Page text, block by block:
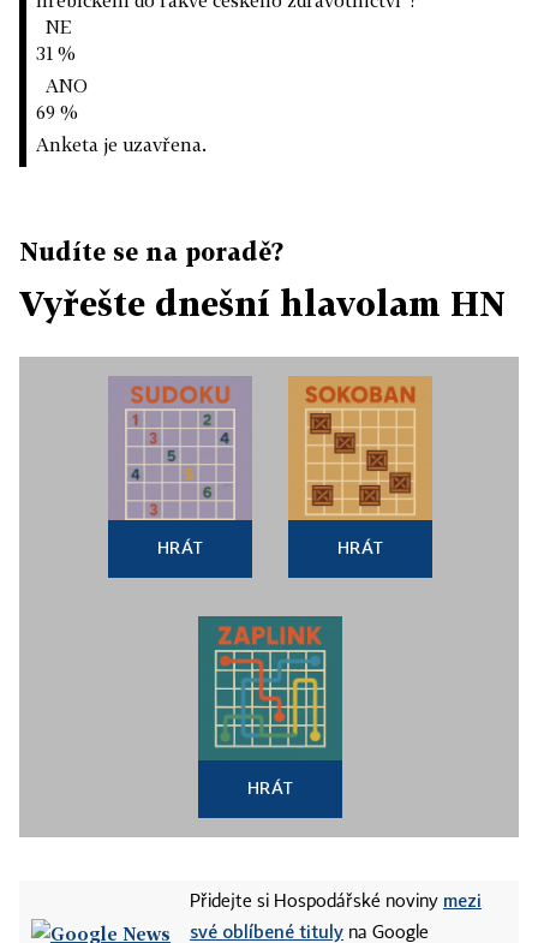
NE
31 %
ANO
69 %
Anketa je uzavřena.
Nudíte se na poradě?
Vyřešte dnešní hlavolam HN
HRÁT HRÁT
HRÁT
Přidejte si Hospodářské noviny mezi
své oblíbené tituly na Google